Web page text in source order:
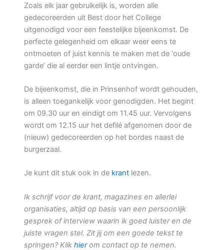
Zoals elk jaar gebruikelijk is, worden alle
gedecoreerden uit Best door het College
uitgenodigd voor een feestelijke bijeenkomst. De
perfecte gelegenheid om elkaar weer eens te
ontmoeten of juist kennis te maken met de ‘oude
garde’ die al eerder een lintje ontvingen.
De bijeenkomst, die in Prinsenhof wordt gehouden,
is alleen toegankelijk voor genodigden. Het begint
om 09.30 uur en eindigt om 11.45 uur. Vervolgens
wordt om 12.15 uur het defilé afgenomen door de
(nieuw) gedecoreerden op het bordes naast de
burgerzaal.
Je kunt dit stuk ook in de krant lezen.
Ik schrijf voor de krant, magazines en allerlei
organisaties, altijd op basis van een persoonlijk
gesprek of interview waarin ik goed luister en de
juiste vragen stel. Zit jij om een goede tekst te
springen? Klik hierom contact op te nemen.